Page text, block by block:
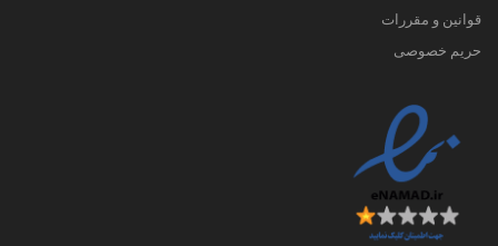
قوانین و مقررات
حریم خصوصی